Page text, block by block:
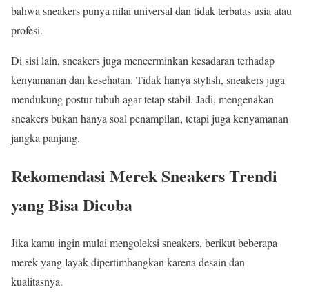
bahwa sneakers punya nilai universal dan tidak terbatas usia atau
profesi.
Di sisi lain, sneakers juga mencerminkan kesadaran terhadap
kenyamanan dan kesehatan. Tidak hanya stylish, sneakers juga
mendukung postur tubuh agar tetap stabil. Jadi, mengenakan
sneakers bukan hanya soal penampilan, tetapi juga kenyamanan
jangka panjang.
Rekomendasi Merek Sneakers Trendi
yang Bisa Dicoba
Jika kamu ingin mulai mengoleksi sneakers, berikut beberapa
merek yang layak dipertimbangkan karena desain dan
kualitasnya.